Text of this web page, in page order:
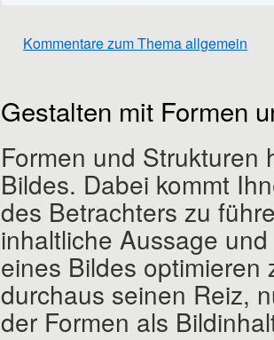
Kommentare zum Thema allgemein
Gestalten mit Formen
Formen und Strukturen
Bildes. Dabei kommt
des Betrachters zu
inhaltliche Aussage
eines Bildes
durchaus seinen Reiz,
der Formen als